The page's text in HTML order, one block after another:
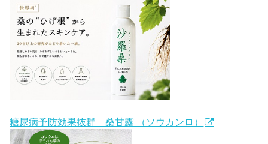
糖尿病予防効果抜群 桑甘露 （ソウカンロ）